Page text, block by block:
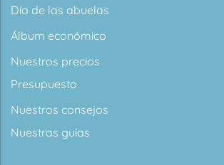
Día de las abuelas
Álbum económico
Nuestros precios
Presupuesto
Nuestros consejos
Nuestras guías